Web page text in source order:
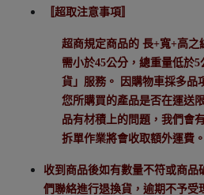
〚超取注意事項〛
超商規定商品的 長+寬+高之
需小於45公分，總重量低於
貨」服務。 因購物車採多品
您所購買的產品是否在運送
品有材積上的問題，我們會
拆單作業將會收取額外運費。
收到商品後如有數量不符或商品
們聯絡進行退換貨，逾期不予受